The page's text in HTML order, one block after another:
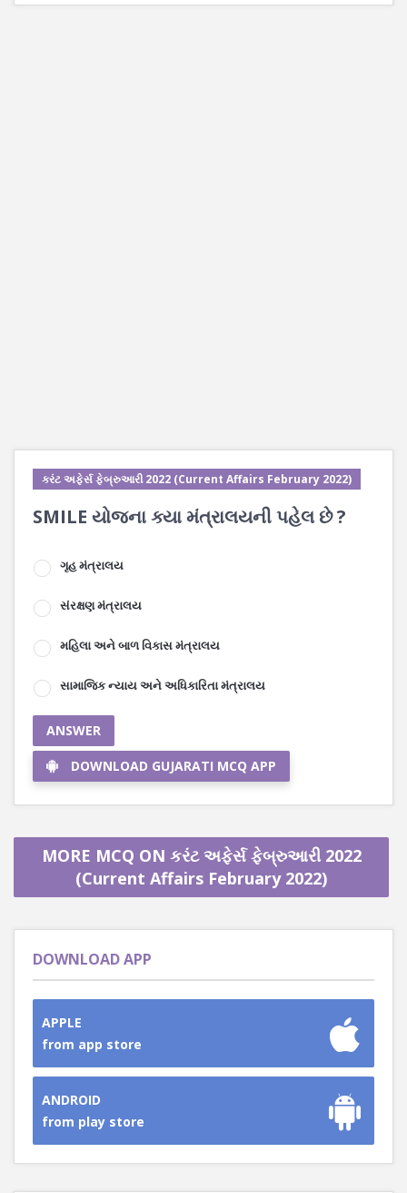
કરંટ અફેર્સ ફેબ્રુઆરી 2022 (Current Affairs February 2022)
SMILE યોજના ક્યા મંત્રાલયની પહેલ છે ?
ગૃહ મંત્રાલય
સંરક્ષણ મંત્રાલય
મહિલા અને બાળ વિકાસ મંત્રાલય
સામાજિક ન્યાય અને અધિકારિતા મંત્રાલય
ANSWER
DOWNLOAD GUJARATI MCQ APP
MORE MCQ ON કરંટ અફેર્સ ફેબ્રુઆરી 2022
(Current Affairs February 2022)
DOWNLOAD APP
APPLE
from app store
ANDROID
from play store